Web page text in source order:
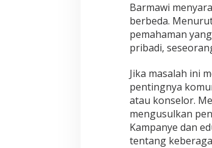
r
b
e
d
a
Barmawi
berbeda.
pemahaman
pribadi,
Jika masalah ini
pentingnya
atau konselor.
mengusulkan
Kampanye dan
tentang